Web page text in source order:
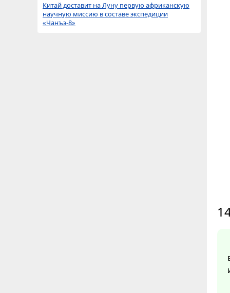
Китай доставит на Луну первую африканскую
научную миссию в составе экспедиции
«Чанъэ-8»